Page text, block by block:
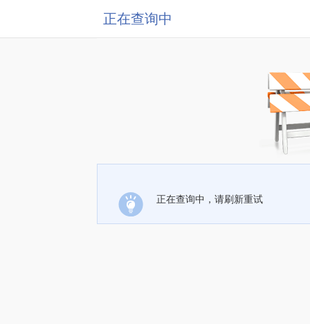
正在查询中
正在查询中，请刷新重试